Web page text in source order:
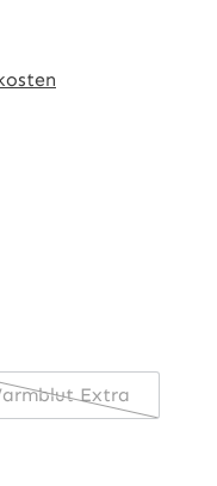
Extra
(Diese Option ist